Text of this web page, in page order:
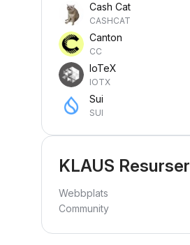
Cash Cat
CASHCAT
Canton
CC
IoTeX
IOTX
Sui
SUI
KLAUS Resurser
Webbplats
Community